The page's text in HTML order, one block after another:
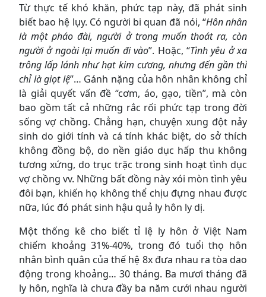
Từ thực tế khó khăn, phức tạp này, đã phát sinh
biết bao hệ lụy. Có người bi quan đã nói, “Hôn nhân
là một pháo đài, người ở trong muốn thoát ra, còn
người ở ngoài lại muốn đi vào”. Hoặc, “Tình yêu ở xa
trông lấp lánh như hạt kim cương, nhưng đến gần thì
chỉ là giọt lệ”… Gánh nặng của hôn nhân không chỉ
là giải quyết vấn đề “cơm, áo, gạo, tiền”, mà còn
bao gồm tất cả những rắc rối phức tạp trong đời
sống vợ chồng. Chẳng hạn, chuyện xung đột nảy
sinh do giới tính và cá tính khác biệt, do sở thích
không đồng bộ, do nền giáo dục hấp thu không
tương xứng, do trục trặc trong sinh hoạt tình dục
vợ chồng vv. Những bất đồng này xói mòn tình yêu
đôi bạn, khiến họ không thể chịu đựng nhau được
nữa, lúc đó phát sinh hậu quả ly hôn ly dị.
Một thống kê cho biết tỉ lệ ly hôn ở Việt Nam
chiếm khoảng 31%-40%, trong đó tuổi thọ hôn
nhân bình quân của thế hệ 8x đưa nhau ra tòa dao
động trong khoảng… 30 tháng. Ba mươi tháng đã
ly hôn, nghĩa là chưa đầy ba năm cưới nhau người